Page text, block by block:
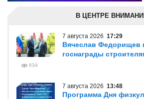
В ЦЕНТРЕ
7 августа 2026 17:29
Вячеслав Федорищев
госнаграды
634
7 августа 2026 13:48
Программа Дня